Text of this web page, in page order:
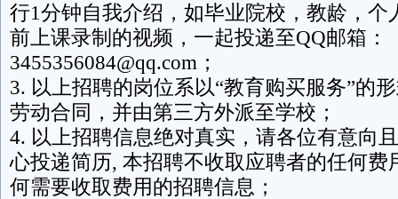
行1分钟自我介绍，如毕业院校，教龄，个
前上课录制的视频，一起投递至QQ邮箱：
3455356084@qq.com；
3. 以上招聘的岗位系以“教育购买服务”的
劳动合同，并由第三方外派至学校；
4. 以上招聘信息绝对真实，请各位有意向
心投递简历, 本招聘不收取应聘者的任何费
何需要收取费用的招聘信息；